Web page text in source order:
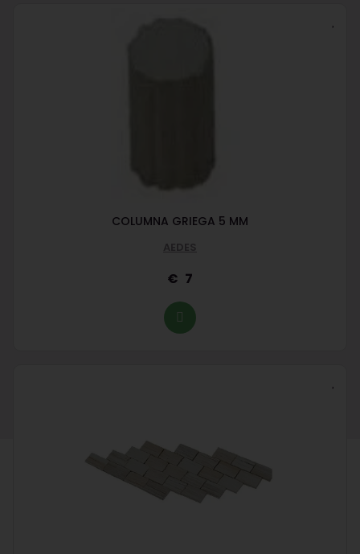
COLUMNA GRIEGA 5 MM
AEDES
7